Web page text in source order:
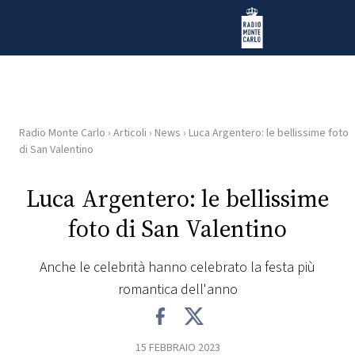
Radio Monte Carlo
HOME
RADIO
Radio Monte Carlo › Articoli › News › Luca Argentero: le bellissime foto
di San Valentino
Luca Argentero: le bellissime
foto di San Valentino
Anche le celebrità hanno celebrato la festa più
romantica dell'anno
15 FEBBRAIO 2023